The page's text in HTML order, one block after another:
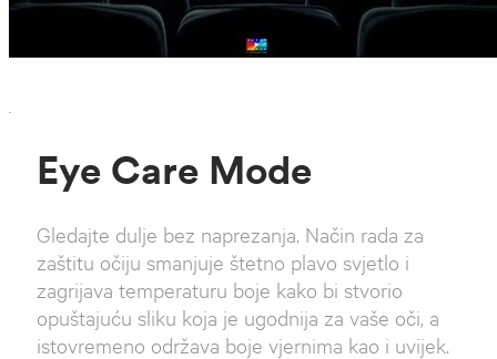
`
Eye Care Mode
Gledajte dulje bez naprezanja. Način rada za
zaštitu očiju smanjuje štetno plavo svjetlo i
zagrijava temperaturu boje kako bi stvorio
opuštajuću sliku koja je ugodnija za vaše oči, a
istovremeno održava boje vjernima kao i uvijek.